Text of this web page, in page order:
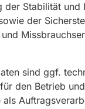
der Stabilität und
der
sind ggf.
den Betrieb
als